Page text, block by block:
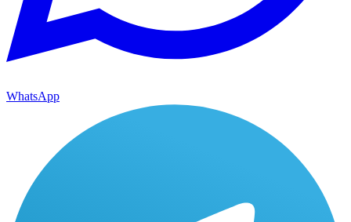
WhatsApp